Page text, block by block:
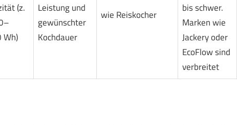
(z.
Wh)
Leistung und
gewünschter
Kochdauer
wie Reiskocher
bis schwer.
Marken wie
Jackery oder
EcoFlow sind
verbreitet